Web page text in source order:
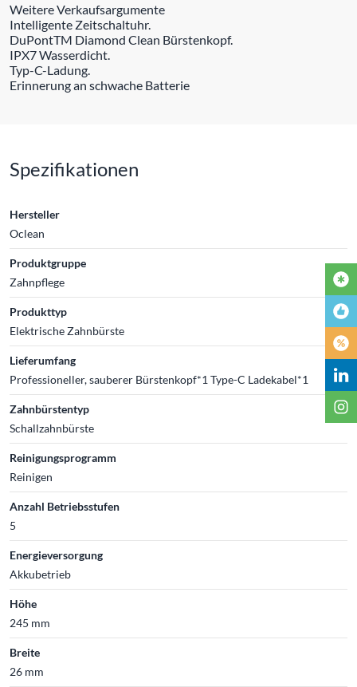
Weitere Verkaufsargumente
Intelligente Zeitschaltuhr.
DuPontTM Diamond Clean Bürstenkopf.
IPX7 Wasserdicht.
Typ-C-Ladung.
Erinnerung an schwache Batterie
Spezifikationen
Hersteller
Oclean
Produktgruppe
Zahnpflege
Produkttyp
Elektrische Zahnbürste
Lieferumfang
Professioneller, sauberer Bürstenkopf*1 Type-C Ladekabel*1
Zahnbürstentyp
Schallzahnbürste
Reinigungsprogramm
Reinigen
Anzahl Betriebsstufen
5
Energieversorgung
Akkubetrieb
Höhe
245 mm
Breite
26 mm